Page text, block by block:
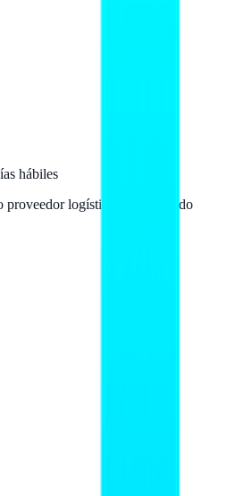
hábiles
proveedor logístico. Llega a todo